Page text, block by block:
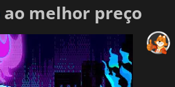
ao melhor preço